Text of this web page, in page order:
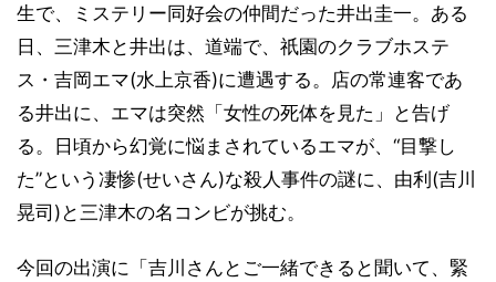
生で、ミステリー同好会の仲間だった井出圭一。ある
日、三津木と井出は、道端で、祇園のクラブホステ
ス・吉岡エマ(水上京香)に遭遇する。店の常連客であ
る井出に、エマは突然「女性の死体を見た」と告げ
る。日頃から幻覚に悩まされているエマが、“目撃し
た”という凄惨(せいさん)な殺人事件の謎に、由利(吉川
晃司)と三津木の名コンビが挑む。
今回の出演に「吉川さんとご一緒できると聞いて、緊